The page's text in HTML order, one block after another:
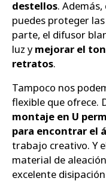
destellos.
puedes proteger
parte, el difusor
luz ymejorar el
retratos.
Tampoco nos
flexible que ofrece.
montaje en U
para encontrar el
trabajo creativo. Y
material de
excelente